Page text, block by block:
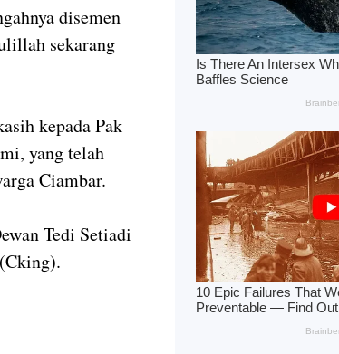
disemen
sekarang
kepada Pak
yang telah
Ciambar.
Tedi Setiadi